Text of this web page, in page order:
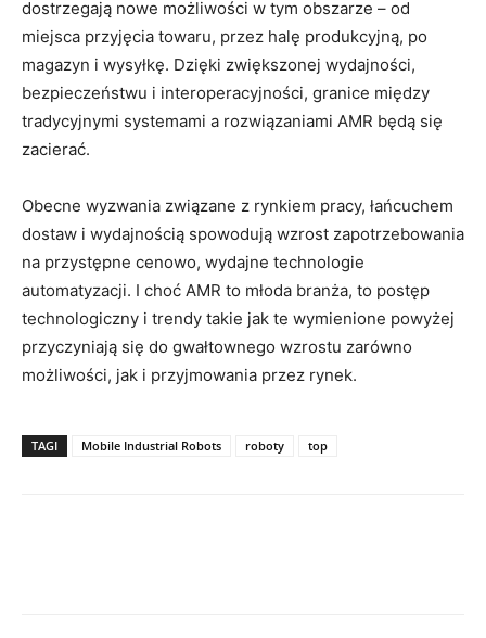
dostrzegają nowe możliwości w tym obszarze – od
miejsca przyjęcia towaru, przez halę produkcyjną, po
magazyn i wysyłkę. Dzięki zwiększonej wydajności,
bezpieczeństwu i interoperacyjności, granice między
tradycyjnymi systemami a rozwiązaniami AMR będą się
zacierać.
Obecne wyzwania związane z rynkiem pracy, łańcuchem
dostaw i wydajnością spowodują wzrost zapotrzebowania
na przystępne cenowo, wydajne technologie
automatyzacji. I choć AMR to młoda branża, to postęp
technologiczny i trendy takie jak te wymienione powyżej
przyczyniają się do gwałtownego wzrostu zarówno
możliwości, jak i przyjmowania przez rynek.
TAGI Mobile Industrial Robots roboty top